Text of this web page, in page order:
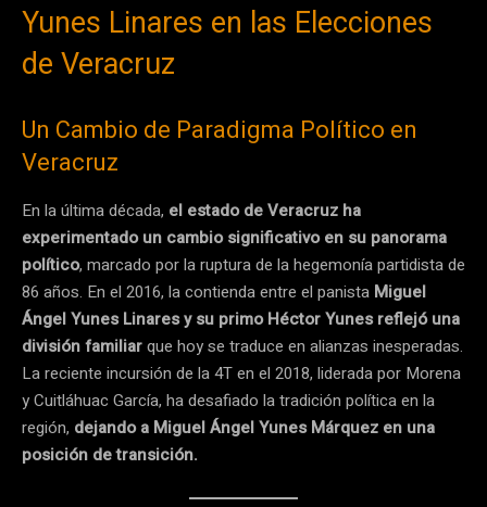
Yunes Linares en las Elecciones
de Veracruz
Un Cambio de Paradigma Político en
Veracruz
En la última década, el estado de Veracruz ha
experimentado un cambio significativo en su panorama
político, marcado por la ruptura de la hegemonía partidista de
86 años. En el 2016, la contienda entre el panista Miguel
Ángel Yunes Linares y su primo Héctor Yunes reflejó una
división familiarque hoy se traduce en alianzas inesperadas.
La reciente incursión de la 4T en el 2018, liderada por Morena
y Cuitláhuac García, ha desafiado la tradición política en la
región, dejando a Miguel Ángel Yunes Márquez en una
posición de transición.